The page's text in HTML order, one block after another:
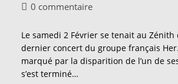
Commentaires
la
publication :
0 commentaire
Le samedi 2 Février se tenait au Zénith
dernier concert du groupe français
marqué par la disparition de l’un de
s’est terminé…